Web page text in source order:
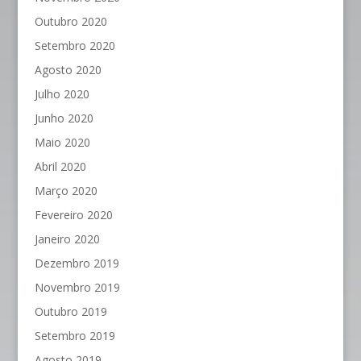
Outubro 2020
Setembro 2020
Agosto 2020
Julho 2020
Junho 2020
Maio 2020
Abril 2020
Março 2020
Fevereiro 2020
Janeiro 2020
Dezembro 2019
Novembro 2019
Outubro 2019
Setembro 2019